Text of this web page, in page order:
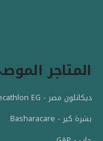
المتاجر
ديكاتلون مصر - Decathlon EG
بشرة كير - Basharacare